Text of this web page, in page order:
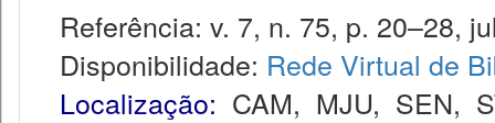
Referência: v. 7, n. 75, p. 20–28,
Disponibilidade: Rede Virtual de
Localização: CAM, MJU, SEN,